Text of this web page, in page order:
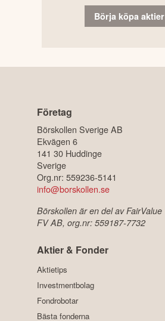
Börja köpa aktier
Företag
Börskollen Sverige AB
Ekvägen 6
141 30 Huddinge
Sverige
Org.nr: 559236-5141
info@borskollen.se
Börskollen är en del av FairValue
FV AB, org.nr: 559187-7732
Aktier & Fonder
Aktietips
Investmentbolag
Fondrobotar
Bästa fonderna